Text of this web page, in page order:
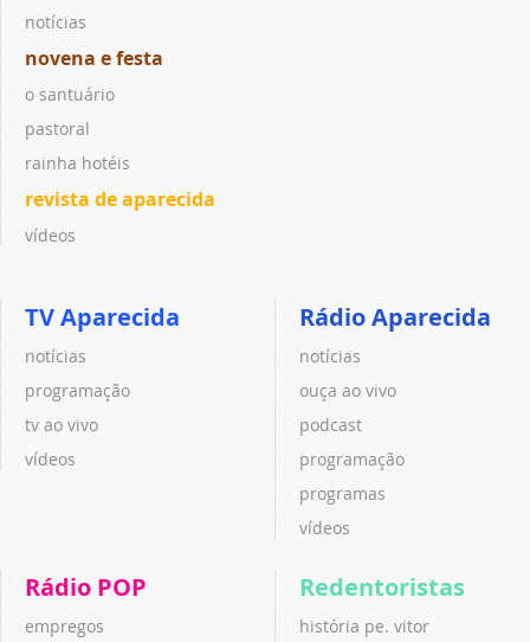
notícias
novena e festa
o santuário
pastoral
rainha hotéis
revista de aparecida
vídeos
TV Aparecida
notícias
programação
tv ao vivo
vídeos
Rádio Aparecida
notícias
ouça ao vivo
podcast
programação
programas
vídeos
Rádio POP
empregos
Redentoristas
história pe. vitor